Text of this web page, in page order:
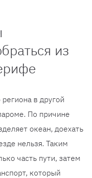
из
в другой
По причине
океан, доехать
нельзя. Таким
часть пути, затем
который